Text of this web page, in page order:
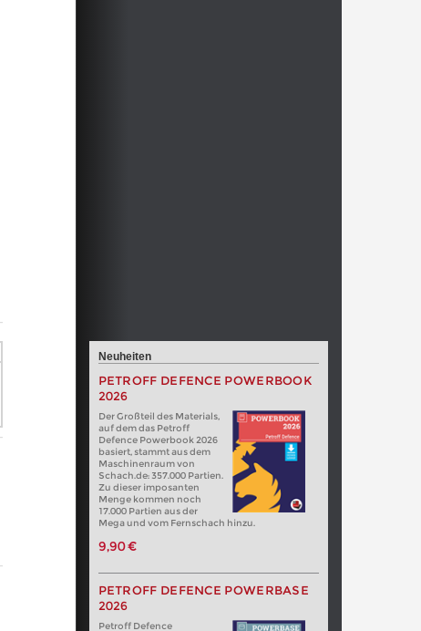
Neuheiten
PETROFF DEFENCE POWERBOOK
2026
Der Großteil des Materials,
auf dem das Petroff
Defence Powerbook 2026
basiert, stammt aus dem
Maschinenraum von
Schach.de: 357.000 Partien.
Zu dieser imposanten
Menge kommen noch
17.000 Partien aus der
Mega und vom Fernschach hinzu.
9,90 €
PETROFF DEFENCE POWERBASE
2026
Petroff Defence